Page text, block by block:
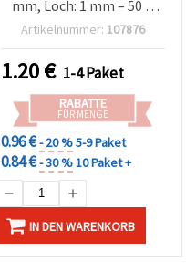
mm, Loch: 1 mm – 50 g
(~150 Stk.)
Artikelnummer: 107876
1.20€ 1-4 Paket
RABATTE
FÜR MENGE
0.96 €- 20 %5-9 Paket
0.84 €- 30 %10 Paket +
IN DEN WARENKORB